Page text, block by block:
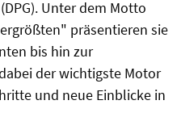
Unter dem Motto
präsentieren sie
bis hin zur
der wichtigste Motor
und neue Einblicke in